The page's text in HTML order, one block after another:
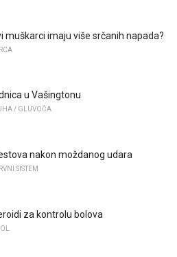
muškarci imaju više srčanih napada?
u Vašingtonu
/ GLUVOĆA
nakon moždanog udara
SISTEM
za kontrolu bolova